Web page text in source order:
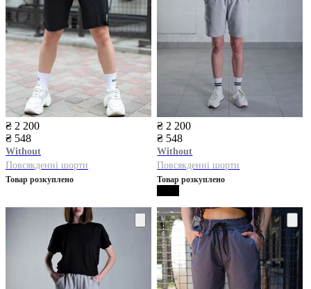
₴ 2 200
₴ 548
Without
Повсякденні шорти
Товар розкуплено
₴ 2 200
₴ 548
Without
Повсякденні шорти
Товар розкуплено